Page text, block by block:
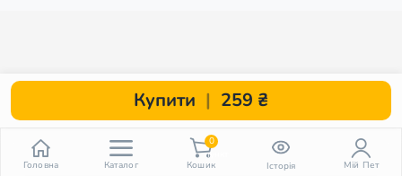
Головна Каталог
0
пункт
Кошик
Історія Мій Пет
Купити | 259 ₴